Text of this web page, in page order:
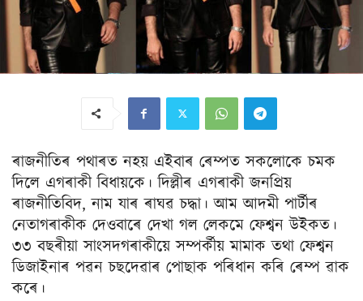
ৰাজনীতিৰ পথাৰত নহয় এইবাৰ ৰেম্পত সকলোকে চমক
দিলে এগৰাকী বিধায়কে। দিল্লীৰ এগৰাকী জনপ্ৰিয়
ৰাজনীতিবিদ, নাম যাৰ ৰাঘৱ চদ্ধা। আম আদমী পাৰ্টীৰ
নেতাগৰাকীক দেওবাৰে দেখা গল লেকমে ফেশ্বন উইকত।
৩৩ বছৰীয়া সাংসদগৰাকীয়ে সম্পৰ্কীয় মামাক তথা ফেশ্বন
ডিজাইনাৰ পৱন চছদেৱাৰ পোছাক পৰিধান কৰি ৰেম্প ৱাক
কৰে।